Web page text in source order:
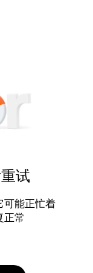
试
可能正忙着
正常